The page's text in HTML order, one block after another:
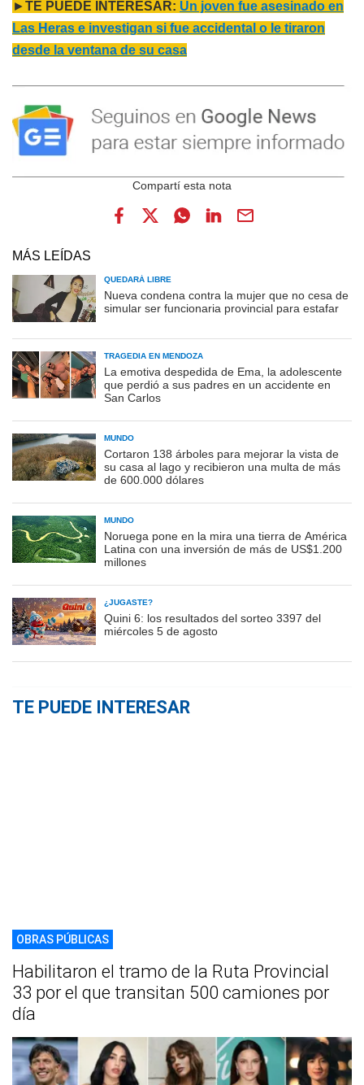
►TE PUEDE INTERESAR: Un joven fue asesinado en
Las Heras e investigan si fue accidental o le tiraron
desde la ventana de su casa
MÁS LEÍDAS
QUEDARÁ LIBRE
Nueva condena contra la mujer que no cesa de
simular ser funcionaria provincial para estafar
TRAGEDIA EN MENDOZA
La emotiva despedida de Ema, la adolescente
que perdió a sus padres en un accidente en
San Carlos
MUNDO
Cortaron 138 árboles para mejorar la vista de
su casa al lago y recibieron una multa de más
de 600.000 dólares
MUNDO
Noruega pone en la mira una tierra de América
Latina con una inversión de más de US$1.200
millones
¿JUGASTE?
Quini 6: los resultados del sorteo 3397 del
miércoles 5 de agosto
TE PUEDE INTERESAR
OBRAS PÚBLICAS
Habilitaron el tramo de la Ruta Provincial
33 por el que transitan 500 camiones por
día